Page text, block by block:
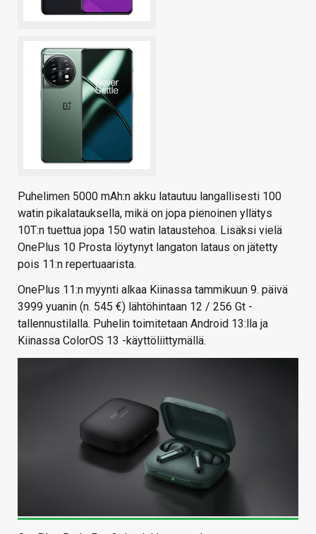
Puhelimen 5000 mAh:n akku latautuu langallisesti 100
watin pikalatauksella, mikä on jopa pienoinen yllätys
10T:n tuettua jopa 150 watin lataustehoa. Lisäksi vielä
OnePlus 10 Prosta löytynyt langaton lataus on jätetty
pois 11:n repertuaarista.
OnePlus 11:n myynti alkaa Kiinassa tammikuun 9. päivä
3999 yuanin (n. 545 €) lähtöhintaan 12 / 256 Gt -
tallennustilalla. Puhelin toimitetaan Android 13:lla ja
Kiinassa ColorOS 13 -käyttöliittymällä.